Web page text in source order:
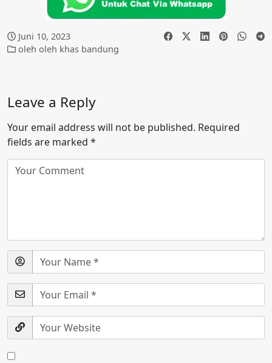
Juni 10, 2023
oleh oleh khas bandung
Leave a Reply
Your email address will not be published. Required
fields are marked *